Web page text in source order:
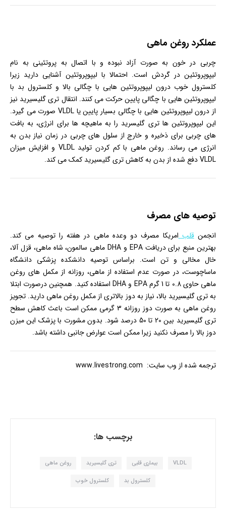
عملکرد روغن ماهی
چربی در خون به صورت آزاد نبوده و با اتصال به پروتئینی به نام
لیپوپروتئین در گردش است. احتمالا با لیپوپروتئین آشنایی دارید زیرا
کلسترول خوب درون لیپوپروتئین هایی با چگالی بالا و کلسترول بد با
لیپوپروتئین هایی با چگالی پایین حرکت می کنند. انتقال تری گلیسیرید نیز
از درون لیپوپروتئین هایی با چگالی بسیار پایین یا VLDL صورت می گیرد.
این لیپوپروتئین ها تری گلیسرید را به ماهیچه ها برای انرژی، به بافت
های چربی برای ذخیره و خارج از سلول های چربی در زمان نیاز بدن به
انرژی می رساند. روغن ماهی با کم کردن تولید VLDL و افزایش میزان
VLDL دفع شده از بدن به کاهش تری گلیسیرید کمک می کند.
توصیه های مصرف
انجمنقلبامریکا مصرف دو وعده ماهی در هفته را توصیه می کند.
بهترین منبع برای دریافت EPA و DHA ماهی سالمون، شاه ماهی، قزل آلا،
خال مخالی و تن است. براساس توصیه دانشکده پزشکی دانشگاه
ماساچوست، در صورت عدم استفاده از ماهی، روزانه از مکمل های روغن
ماهی حاوی 0.8 تا 1 گرم EPA و DHA استفاده کنید. همچنین درصورت ابتلا
به تری گلیسیرید بالا، نیاز به دوز بالاتری از مکمل روغن ماهی دارید. تجویز
روغن ماهی به صورت دوز روزانه 3 گرمی ممکن است باعث کاهش سطح
تری گلیسیرید بین 20 تا 50 درصد شود. بدون مشورت با پزشک این میزن
دوز بالا را مصرف نکنید زیرا ممکن است عوارض جانبی داشته باشد.
ترجمه شده از وب سایت: www.livestrong.com
برچسب ها:
VLDL بیماری قلبی تری گلیسیرید روغن ماهی
کلسترول بد کلسترول خوب